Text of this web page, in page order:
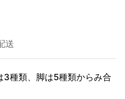
送
3種類、脚は5種類からみ合